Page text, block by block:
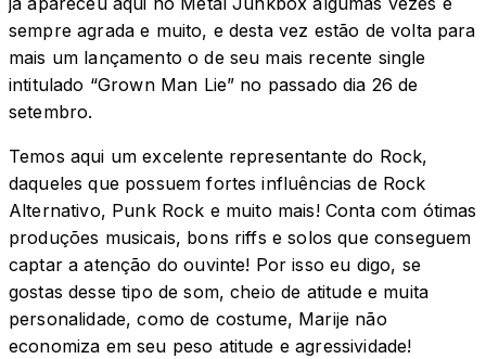
sempre agrada e muito, e desta vez estão de volta para
mais um lançamento o de seu mais recente single
intitulado “Grown Man Lie” no passado dia 26 de
setembro.
Temos aqui um excelente representante do Rock,
daqueles que possuem fortes influências de Rock
Alternativo, Punk Rock e muito mais! Conta com ótimas
produções musicais, bons riffs e solos que conseguem
captar a atenção do ouvinte! Por isso eu digo, se
gostas desse tipo de som, cheio de atitude e muita
personalidade, como de costume, Marije não
economiza em seu peso atitude e agressividade!